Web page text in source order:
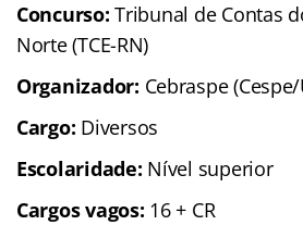
Concurso: Tribunal de Contas
Norte (TCE-RN)
Organizador: Cebraspe
Cargo: Diversos
Escolaridade: Nível superior
Cargos vagos: 16 + CR